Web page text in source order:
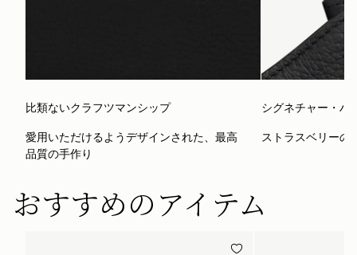
比類ないクラフツマンシップ
愛用いただけるようデザインされた、最高
品質の手作り
シグネチャー・ハ
ストラスベリーの
おすすめのアイテム